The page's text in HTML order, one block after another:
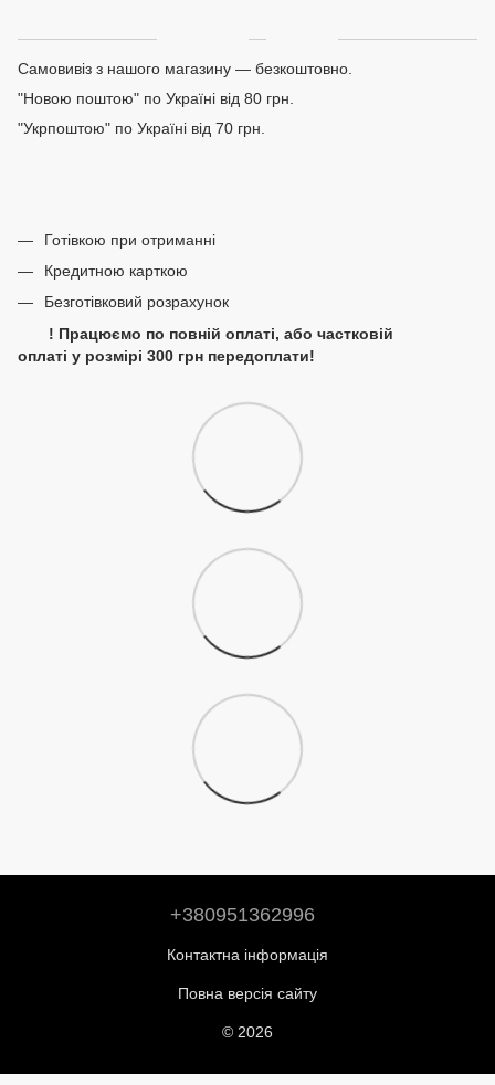
Самовивіз з нашого магазину — безкоштовно.
"Новою поштою" по Україні від 80 грн.
"Укрпоштою" по Україні від 70 грн.
Готівкою при отриманні
Кредитною карткою
Безготівковий розрахунок
! Працюємо по повній оплаті, або частковій
оплаті у розмірі 300 грн передоплати!
+380951362996
Контактна інформація
Повна версія сайту
© 2026